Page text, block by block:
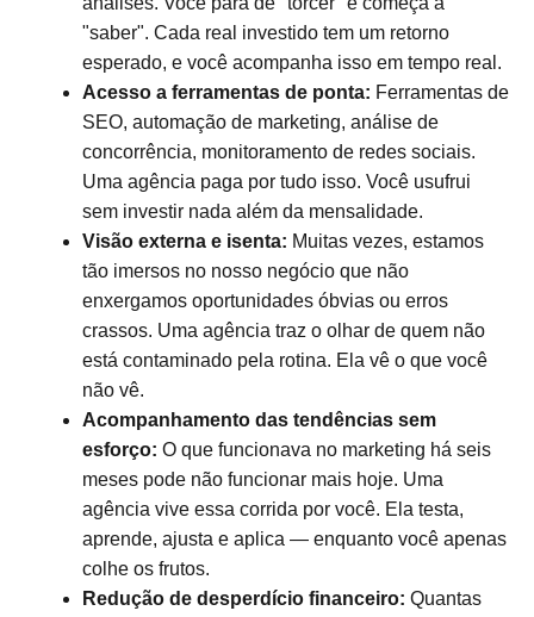
"saber". Cada real investido tem um retorno
esperado, e você acompanha isso em tempo real.
Acesso a ferramentas de ponta: Ferramentas de
SEO, automação de marketing, análise de
concorrência, monitoramento de redes sociais.
Uma agência paga por tudo isso. Você usufrui
sem investir nada além da mensalidade.
Visão externa e isenta: Muitas vezes, estamos
tão imersos no nosso negócio que não
enxergamos oportunidades óbvias ou erros
crassos. Uma agência traz o olhar de quem não
está contaminado pela rotina. Ela vê o que você
não vê.
Acompanhamento das tendências sem
esforço: O que funcionava no marketing há seis
meses pode não funcionar mais hoje. Uma
agência vive essa corrida por você. Ela testa,
aprende, ajusta e aplica — enquanto você apenas
colhe os frutos.
Redução de desperdício financeiro: Quantas